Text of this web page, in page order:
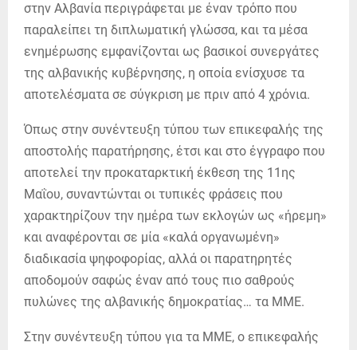
στην Αλβανία περιγράφεται με έναν τρόπο που
παραλείπει τη διπλωματική γλώσσα, και τα μέσα
ενημέρωσης εμφανίζονται ως βασικοί συνεργάτες
της αλβανικής κυβέρνησης, η οποία ενίσχυσε τα
αποτελέσματα σε σύγκριση με πριν από 4 χρόνια.
Όπως στην συνέντευξη τύπου των επικεφαλής της
αποστολής παρατήρησης, έτσι και στο έγγραφο που
αποτελεί την προκαταρκτική έκθεση της 11ης
Μαΐου, συναντώνται οι τυπικές φράσεις που
χαρακτηρίζουν την ημέρα των εκλογών ως «ήρεμη»
και αναφέρονται σε μία «καλά οργανωμένη»
διαδικασία ψηφοφορίας, αλλά οι παρατηρητές
αποδομούν σαφώς έναν από τους πιο σαθρούς
πυλώνες της αλβανικής δημοκρατίας… τα ΜΜΕ.
Στην συνέντευξη τύπου για τα ΜΜΕ, ο επικεφαλής